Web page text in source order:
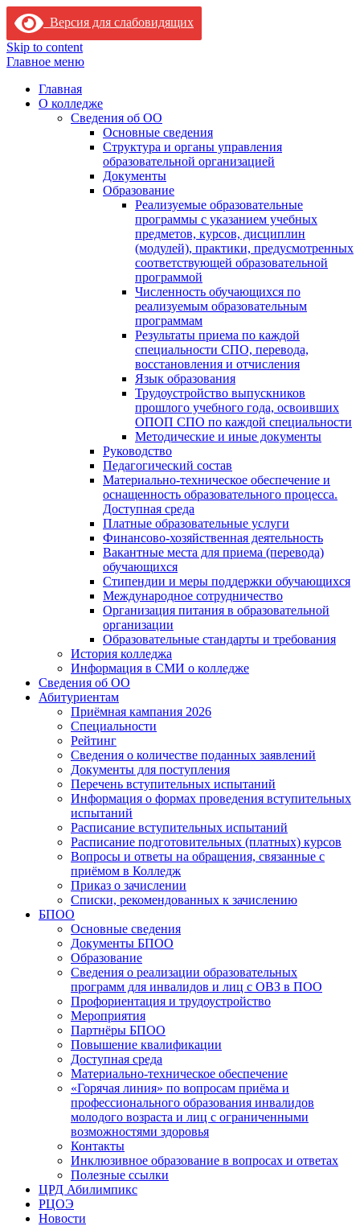
Версия для слабовидящих
Skip to content
Главное меню
Главная
О колледже
Сведения об ОО
Основные сведения
Структура и органы управления
образовательной организацией
Документы
Образование
Реализуемые образовательные
программы с указанием учебных
предметов, курсов, дисциплин
(модулей), практики, предусмотренных
соответствующей образовательной
программой
Численность обучающихся по
реализуемым образовательным
программам
Результаты приема по каждой
специальности СПО, перевода,
восстановления и отчисления
Язык образования
Трудоустройство выпускников
прошлого учебного года, освоивших
ОПОП СПО по каждой специальности
Методические и иные документы
Руководство
Педагогический состав
Материально-техническое обеспечение и
оснащенность образовательного процесса.
Доступная среда
Платные образовательные услуги
Финансово-хозяйственная деятельность
Вакантные места для приема (перевода)
обучающихся
Стипендии и меры поддержки обучающихся
Международное сотрудничество
Организация питания в образовательной
организации
Образовательные стандарты и требования
История колледжа
Информация в СМИ о колледже
Сведения об ОО
Абитуриентам
Приёмная кампания 2026
Специальности
Рейтинг
Сведения о количестве поданных заявлений
Документы для поступления
Перечень вступительных испытаний
Информация о формах проведения вступительных
испытаний
Расписание вступительных испытаний
Расписание подготовительных (платных) курсов
Вопросы и ответы на обращения, связанные с
приёмом в Колледж
Приказ о зачислении
Списки, рекомендованных к зачислению
БПОО
Основные сведения
Документы БПОО
Образование
Сведения о реализации образовательных
программ для инвалидов и лиц с ОВЗ в ПОО
Профориентация и трудоустройство
Мероприятия
Партнёры БПОО
Повышение квалификации
Доступная среда
Материально-техническое обеспечение
«Горячая линия» по вопросам приёма и
профессионального образования инвалидов
молодого возраста и лиц с ограниченными
возможностями здоровья
Контакты
Инклюзивное образование в вопросах и ответах
Полезные ссылки
ЦРД Абилимпикс
РЦОЭ
Новости